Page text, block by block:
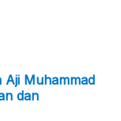
Aji Muhammad
dan